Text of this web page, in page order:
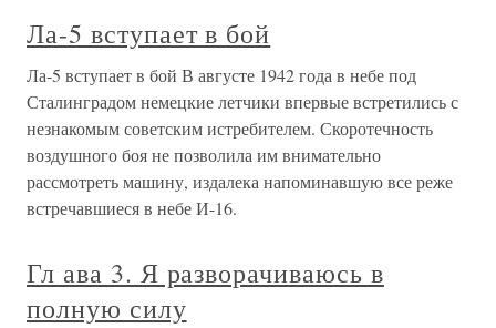
Ла-5 вступает в бой
Ла-5 вступает в бой В августе 1942 года в небе под
Сталинградом немецкие летчики впервые встретились с
незнакомым советским истребителем. Скоротечность
воздушного боя не позволила им внимательно
рассмотреть машину, издалека напоминавшую все реже
встречавшиеся в небе И-16.
Гл ава 3. Я разворачиваюсь в
полную силу